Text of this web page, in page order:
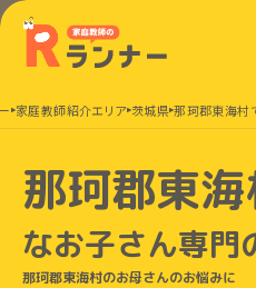
家庭教師紹介エリア 茨城県 那珂郡東海村
那珂郡東
なお子さん専門
那珂郡東海村のお母さんのお悩みに